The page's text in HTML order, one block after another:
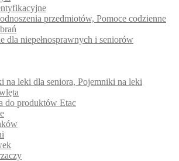
przedmiotów, Pomoce codzienne
dla niepełnosprawnych i seniorów
na leki dla seniora, Pojemniki na leki
do produktów Etac